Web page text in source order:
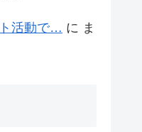
活動で… に ま